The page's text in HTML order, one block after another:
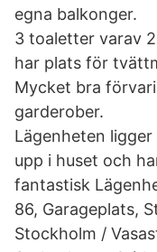
egna balkonger.
3 toaletter varav
har plats för
Mycket bra
garderober.
Lägenheten
upp i huset och
fantastisk
86, Garageplats,
Stockholm /